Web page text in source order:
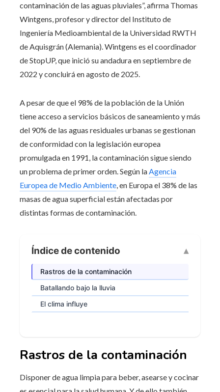
contaminación de las aguas pluviales”, afirma Thomas
Wintgens, profesor y director del Instituto de
Ingeniería Medioambiental de la Universidad RWTH
de Aquisgrán (Alemania). Wintgens es el coordinador
de StopUP, que inició su andadura en septiembre de
2022 y concluirá en agosto de 2025.
A pesar de que el 98% de la población de la Unión
tiene acceso a servicios básicos de saneamiento y más
del 90% de las aguas residuales urbanas se gestionan
de conformidad con la legislación europea
promulgada en 1991, la contaminación sigue siendo
un problema de primer orden. Según laAgencia
Europea de Medio Ambiente, en Europa el 38% de las
masas de agua superficial están afectadas por
distintas formas de contaminación.
Índice de contenido
Rastros de la contaminación
Batallando bajo la lluvia
El clima influye
Rastros de la contaminación
Disponer de agua limpia para beber, asearse y cocinar